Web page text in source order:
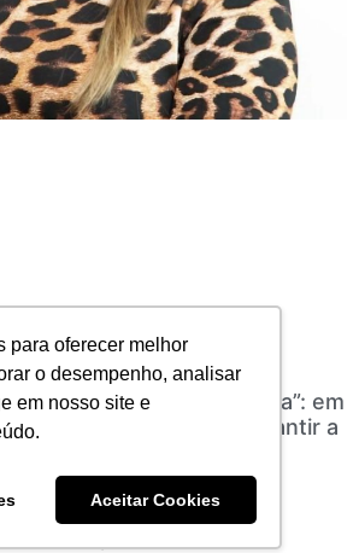
para oferecer melhor
o desempenho, analisar
em nosso site e
Aceitar Cookies
do Seguro de Vida”: em
é essencial para garantir a
1 2 3 4